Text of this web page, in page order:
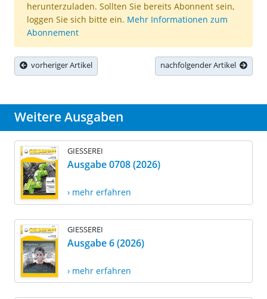
herunterzuladen. Sollten Sie bereits Abonnent sein,
loggen Sie sich bitte ein. Mehr Informationen zum
Abonnement
vorheriger Artikel nachfolgender Artikel
Weitere Ausgaben
GIESSEREI
Ausgabe 0708 (2026)
› mehr erfahren
GIESSEREI
Ausgabe 6 (2026)
› mehr erfahren